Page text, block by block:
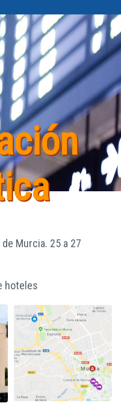
Murcia. 25 a 27
hoteles